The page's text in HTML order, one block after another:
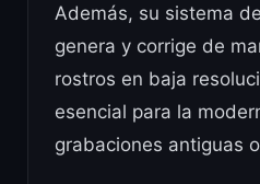
Además, su sistema
genera y corrige de
rostros en baja
esencial para la
grabaciones antiguas